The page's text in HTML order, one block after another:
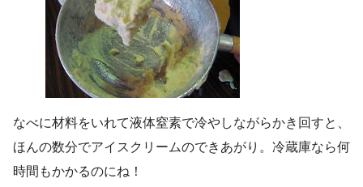
なべに材料をいれて液体窒素で冷やしながらかき回すと、
ほんの数分でアイスクリームのできあがり。冷蔵庫なら何
時間もかかるのにね！